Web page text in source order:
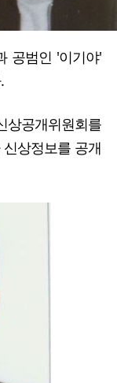
공범인 '이기야'
상공개위원회를
상정보를 공개